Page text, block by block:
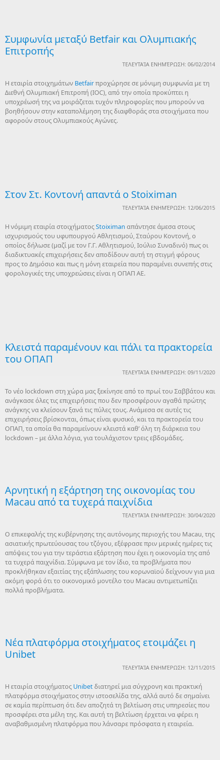
Συμφωνία μεταξύ Betfair και Ολυμπιακής
Επιτροπής
ΤΕΛΕΥΤΑΊΑ ΕΝΗΜΈΡΩΣΗ: 06/02/2014
Η εταιρία στοιχημάτων Betfairπροχώρησε σε μόνιμη συμφωνία με τη
Διεθνή Ολυμπιακή Επιτροπή (IOC), από την οποία προκύπτει η
υποχρέωσή της να μοιράζεται τυχόν πληροφορίες που μπορούν να
βοηθήσουν στην καταπολέμηση της διαφθοράς στα στοιχήματα που
αφορούν στους Ολυμπιακούς Αγώνες.
Στον Στ. Κοντονή απαντά ο Stoiximan
ΤΕΛΕΥΤΑΊΑ ΕΝΗΜΈΡΩΣΗ: 12/06/2015
Η νόμιμη εταιρία στοιχήματοςStoiximan απάντησε άμεσα στους
ισχυρισμούς του υφυπουργού Αθλητισμού, Σταύρου Κοντονή, ο
οποίος δήλωσε (μαζί με τον Γ.Γ. Αθλητισμού, Ιούλιο Συναδινό) πως οι
διαδικτυακές επιχειρήσεις δεν αποδίδουν αυτή τη στιγμή φόρους
προς το Δημόσιο και πως η μόνη εταιρεία που παραμένει συνεπής στις
φορολογικές της υποχρεώσεις είναι η ΟΠΑΠ ΑΕ.
Κλειστά παραμένουν και πάλι τα πρακτορεία
του ΟΠΑΠ
ΤΕΛΕΥΤΑΊΑ ΕΝΗΜΈΡΩΣΗ: 09/11/2020
Το νέο lockdown στη χώρα μας ξεκίνησε από το πρωί του Σαββάτου και
ανάγκασε όλες τις επιχειρήσεις που δεν προσφέρουν αγαθά πρώτης
ανάγκης να κλείσουν ξανά τις πύλες τους. Ανάμεσα σε αυτές τις
επιχειρήσεις βρίσκονται, όπως είναι φυσικό, και τα πρακτορεία του
ΟΠΑΠ, τα οποία θα παραμείνουν κλειστά καθ’ όλη τη διάρκεια του
lockdown – με άλλα λόγια, για τουλάχιστον τρεις εβδομάδες.
Αρνητική η εξάρτηση της οικονομίας του
Macau από τα τυχερά παιχνίδια
ΤΕΛΕΥΤΑΊΑ ΕΝΗΜΈΡΩΣΗ: 30/04/2020
Ο επικεφαλής της κυβέρνησης της αυτόνομης περιοχής του Macau, της
ασιατικής πρωτεύουσας του τζόγου, εξέφρασε πριν μερικές ημέρες τις
απόψεις του για την τεράστια εξάρτηση που έχει η οικονομία της από
τα τυχερά παιχνίδια. Σύμφωνα με τον ίδιο, τα προβλήματα που
προκλήθηκαν εξαιτίας της εξάπλωσης του κορωναϊού δείχνουν για μια
ακόμη φορά ότι το οικονομικό μοντέλο του Macau αντιμετωπίζει
πολλά προβλήματα.
Νέα πλατφόρμα στοιχήματος ετοιμάζει η
Unibet
ΤΕΛΕΥΤΑΊΑ ΕΝΗΜΈΡΩΣΗ: 12/11/2015
Η εταιρία στοιχήματος Unibetδιατηρεί μια σύγχρονη και πρακτική
πλατφόρμα στοιχήματος στην ιστοσελίδα της, αλλά αυτό δε σημαίνει
σε καμία περίπτωση ότι δεν αποζητά τη βελτίωση στις υπηρεσίες που
προσφέρει στα μέλη της. Και αυτή τη βελτίωση έρχεται να φέρει η
αναβαθμισμένη πλατφόρμα που λάνσαρε πρόσφατα η εταιρεία.